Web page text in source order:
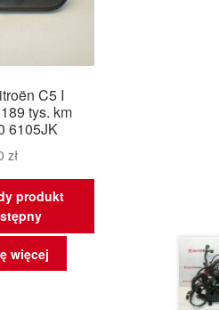
C5 I
tys. km
6105JK
zł
produkt
więcej